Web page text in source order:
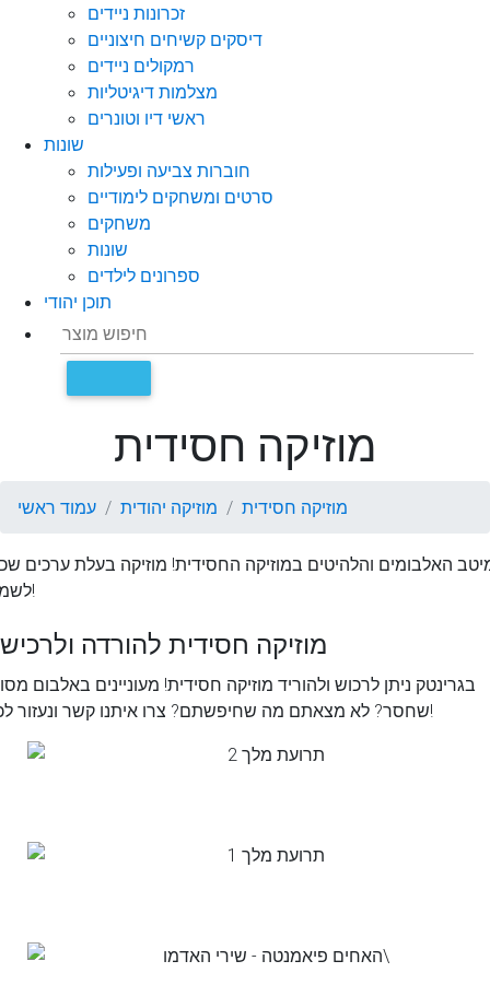
זכרונות ניידים
דיסקים קשיחים חיצוניים
רמקולים ניידים
מצלמות דיגיטליות
ראשי דיו וטונרים
שונות
חוברות צביעה ופעילות
סרטים ומשחקים לימודיים
משחקים
שונות
ספרונים לילדים
תוכן יהודי
מוזיקה חסידית
עמוד ראשי מוזיקה יהודית מוזיקה חסידית
האלבומים והלהיטים במוזיקה החסידית! מוזיקה בעלת ערכים
לשמוע!
מוזיקה חסידית להורדה
בגרינטק ניתן לרכוש ולהוריד מוזיקה חסידית! מעוניינים באלבום
שחסר? לא מצאתם מה שחיפשתם? צרו איתנו קשר ונעזור לכם!